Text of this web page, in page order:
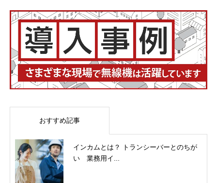
おすすめ記事
インカムとは？ トランシーバーとのちが
い 業務用イ...